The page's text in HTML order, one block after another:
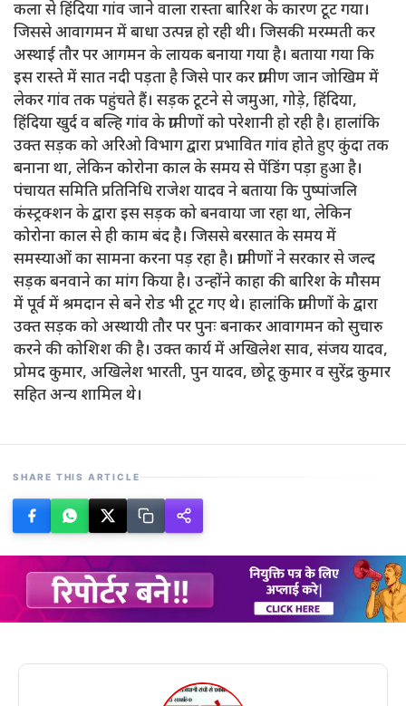
कला से हिंदिया गांव जाने वाला रास्ता बारिश के कारण टूट गया।
जिससे आवागमन में बाधा उत्पन्न हो रही थी। जिसकी मरम्मती कर
अस्थाई तौर पर आगमन के लायक बनाया गया है। बताया गया कि
इस रास्ते में सात नदी पड़ता है जिसे पार कर ग्रामीण जान जोखिम में
लेकर गांव तक पहुंचते हैं। सड़क टूटने से जमुआ, गोड़े, हिंदिया,
हिंदिया खुर्द व बल्हि गांव के ग्रामीणों को परेशानी हो रही है। हालांकि
उक्त सड़क को अरिओ विभाग द्वारा प्रभावित गांव होते हुए कुंदा तक
बनाना था, लेकिन कोरोना काल के समय से पेंडिंग पड़ा हुआ है।
पंचायत समिति प्रतिनिधि राजेश यादव ने बताया कि पुष्पांजलि
कंस्ट्रक्शन के द्वारा इस सड़क को बनवाया जा रहा था, लेकिन
कोरोना काल से ही काम बंद है। जिससे बरसात के समय में
समस्याओं का सामना करना पड़ रहा है। ग्रामीणों ने सरकार से जल्द
सड़क बनवाने का मांग किया है। उन्होंने काहा की बारिश के मौसम
में पूर्व में श्रमदान से बने रोड भी टूट गए थे। हालांकि ग्रामीणों के द्वारा
उक्त सड़क को अस्थायी तौर पर पुनः बनाकर आवागमन को सुचारु
करने की कोशिश की है। उक्त कार्य में अखिलेश साव, संजय यादव,
प्रोमद कुमार, अखिलेश भारती, पुन यादव, छोटू कुमार व सुरेंद्र कुमार
सहित अन्य शामिल थे।
SHARE THIS ARTICLE